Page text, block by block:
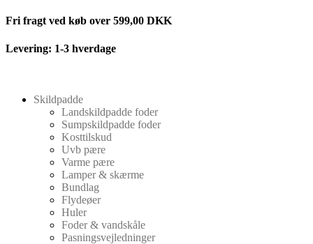
Videre
indhold
Fri fragt ved køb over 599,00 DKK
Levering: 1-3 hverdage
Skildpadde
Landskildpadde foder
Sumpskildpadde foder
Kosttilskud
Uvb pære
Varme pære
Lamper & skærme
Bundlag
Flydeøer
Huler
Foder & vandskåle
Pasningsvejledninger